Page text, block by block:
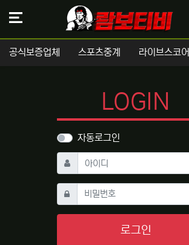
공식보증업체 스포츠중계 라이브스코어
LOGIN
자동로그인
아이디 필수
비밀번호필수
로그인